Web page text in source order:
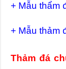
+ Mẫu thẩm
+ Mẫu thảm
Thảm đá